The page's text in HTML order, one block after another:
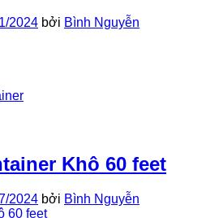
2024 bởi Bình Nguyễn
Khô 60 feet
2024 bởi Bình Nguyễn